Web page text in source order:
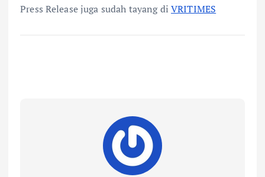
Press Release juga sudah tayang diVRITIMES